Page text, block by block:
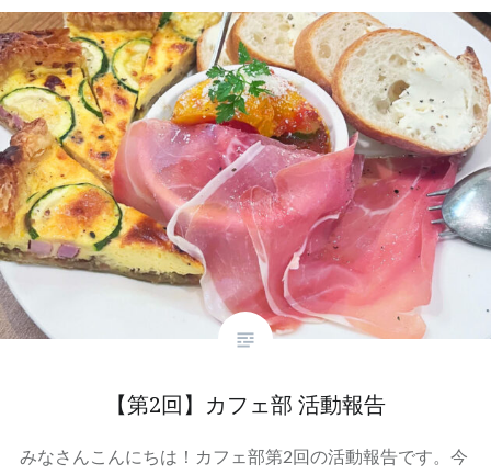
【第2回】カフェ部 活動報告
みなさんこんにちは！カフェ部第2回の活動報告です。今